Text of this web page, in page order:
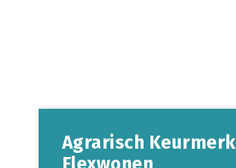
Agrarisch Keurmerk